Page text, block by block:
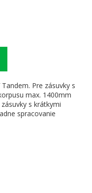
Tandem. Pre zásuvky s
max. 1400mm
s krátkymi
spracovanie